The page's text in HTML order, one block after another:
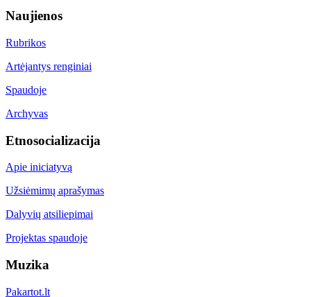
Naujienos
Rubrikos
Artėjantys renginiai
Spaudoje
Archyvas
Etnosocializacija
Apie iniciatyvą
Užsiėmimų aprašymas
Dalyvių atsiliepimai
Projektas spaudoje
Muzika
Pakartot.lt